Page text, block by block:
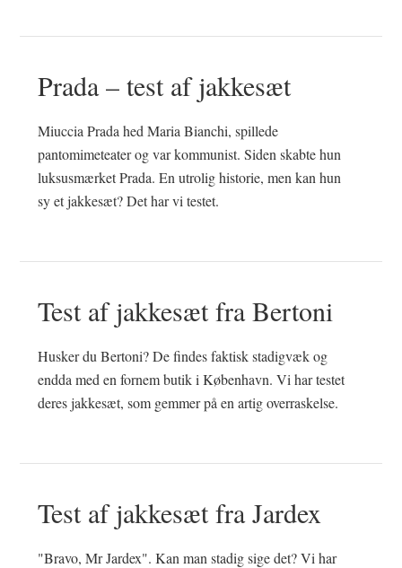
Prada – test af jakkesæt
Miuccia Prada hed Maria Bianchi, spillede
pantomimeteater og var kommunist. Siden skabte hun
luksusmærket Prada. En utrolig historie, men kan hun
sy et jakkesæt? Det har vi testet.
Test af jakkesæt fra Bertoni
Husker du Bertoni? De findes faktisk stadigvæk og
endda med en fornem butik i København. Vi har testet
deres jakkesæt, som gemmer på en artig overraskelse.
Test af jakkesæt fra Jardex
"Bravo, Mr Jardex". Kan man stadig sige det? Vi har